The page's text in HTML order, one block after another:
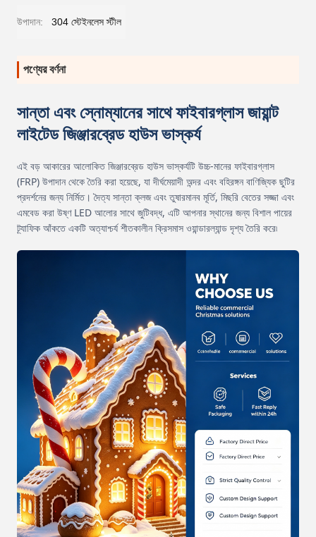
উপাদান: 304 স্টেইনলেস স্টীল
পণ্যের বর্ণনা
সান্তা এবং স্নোম্যানের সাথে ফাইবারগ্লাস জায়ান্ট
লাইটেড জিঞ্জারব্রেড হাউস ভাস্কর্য
এই বড় আকারের আলোকিত জিঞ্জারব্রেড হাউস ভাস্কর্যটি উচ্চ-মানের ফাইবারগ্লাস
(FRP) উপাদান থেকে তৈরি করা হয়েছে, যা দীর্ঘমেয়াদী অন্দর এবং বহিরঙ্গন বাণিজ্যিক ছুটির
প্রদর্শনের জন্য নির্মিত। দৈত্য সান্তা ক্লজ এবং তুষারমানব মূর্তি, মিছরি বেতের সজ্জা এবং
এমবেড করা উষ্ণ LED আলোর সাথে জুটিবদ্ধ, এটি আপনার স্থানের জন্য বিশাল পায়ের
ট্র্যাফিক আঁকতে একটি অত্যাশ্চর্য শীতকালীন ক্রিসমাস ওয়ান্ডারল্যান্ড দৃশ্য তৈরি করে৷